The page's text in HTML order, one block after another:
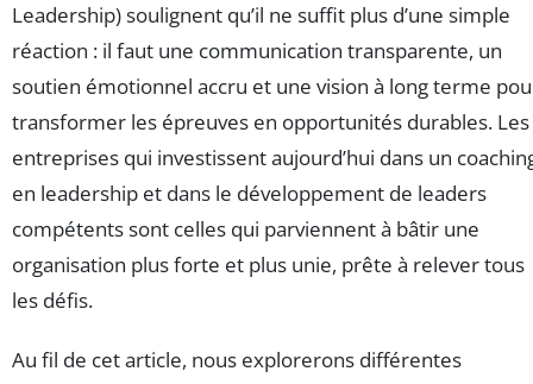
Leadership) soulignent qu’il ne suffit plus d’une simple
réaction : il faut une communication transparente, un
soutien émotionnel accru et une vision à long terme
transformer les épreuves en opportunités durables. Les
entreprises qui investissent aujourd’hui dans un
en leadership et dans le développement de leaders
compétents sont celles qui parviennent à bâtir une
organisation plus forte et plus unie, prête à relever tous
les défis.
Au fil de cet article, nous explorerons différentes